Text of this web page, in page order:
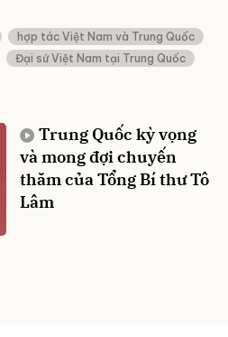
hợp tác Việt Nam và Trung Quốc
Đại sứ Việt Nam tại Trung Quốc
Trung Quốc kỳ vọng
và mong đợi chuyến
thăm của Tổng Bí thư Tô
Lâm